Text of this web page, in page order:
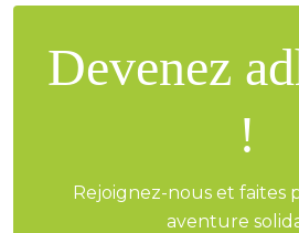
Devenez
!
Rejoignez-nous et faites
aventure